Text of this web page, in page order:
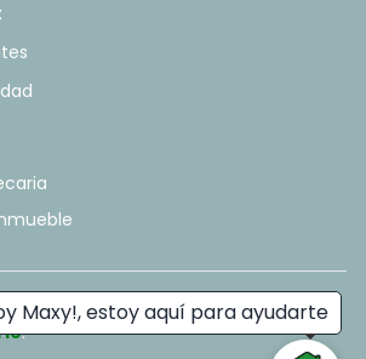
Maxy!, estoy aquí para ayudarte
rights reserved. - Hecho con ❤️ por
.